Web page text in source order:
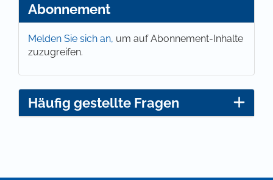
Abonnement
Melden Sie sich an, um auf Abonnement-Inhalte
zuzugreifen.
Häufig gestellte Fragen